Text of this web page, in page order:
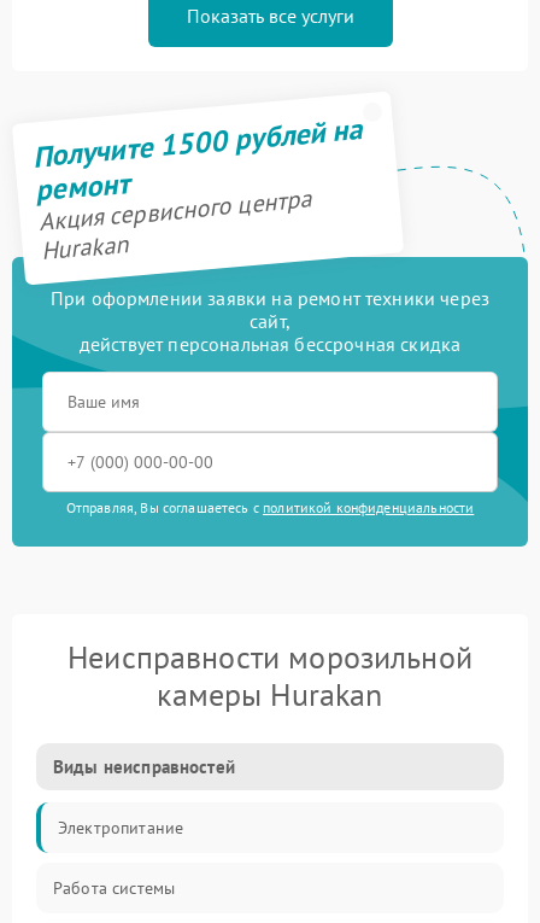
Показать все услуги
Получите 1500 рублей на
ремонт
Акция сервисного центра
Hurakan
При оформлении заявки на ремонт техники через
сайт,
действует персональная бессрочная скидка
Отправляя, Вы соглашаетесь с политикой конфиденциальности
Неисправности морозильной
камеры Hurakan
Виды неисправностей
Электропитание
Работа системы